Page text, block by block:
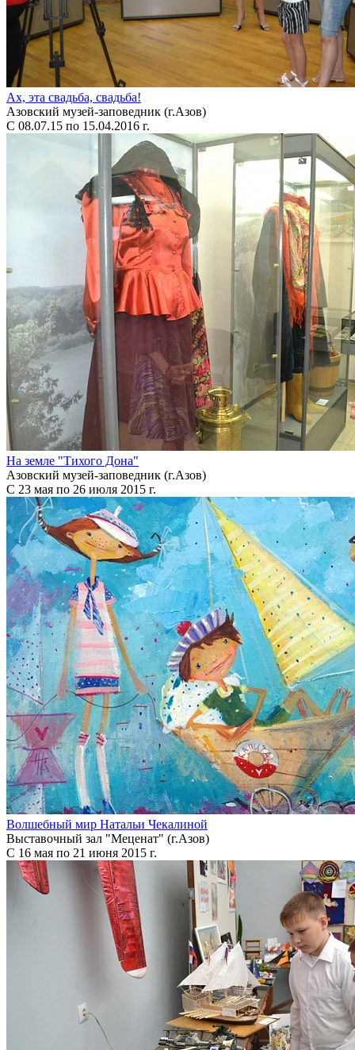
Ах, эта свадьба, свадьба!
Азовский музей-заповедник (г.Азов)
С 08.07.15 по 15.04.2016 г.
На земле "Тихого Дона"
Азовский музей-заповедник (г.Азов)
С 23 мая по 26 июля 2015 г.
Волшебный мир Натальи Чекалиной
Выставочный зал "Меценат" (г.Азов)
С 16 мая по 21 июня 2015 г.